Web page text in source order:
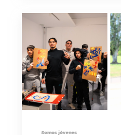
Somos jóvenes